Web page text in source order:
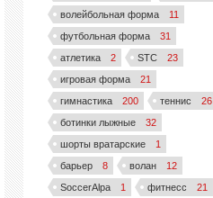
волейбольная форма
11
футбольная форма
31
атлетика
2 STC
23
игровая форма
21
гимнастика
200 теннис
26
ботинки лыжные
32
шорты вратарские
1
барьер
8 волан
12
SoccerAlpa
1 фитнесс 21